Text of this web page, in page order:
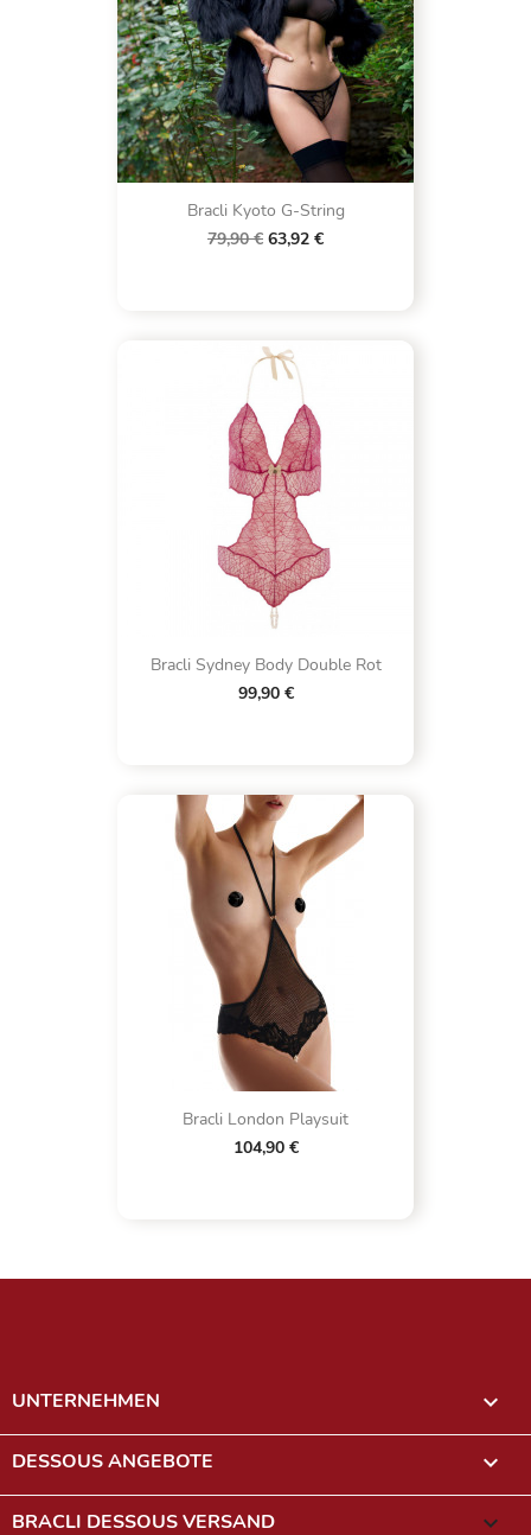
Bracli Kyoto G-String
79,90 € 63,92 €
Bracli Sydney Body Double Rot
99,90 €
Bracli London Playsuit
104,90 €
UNTERNEHMEN 
DESSOUS ANGEBOTE 
BRACLI DESSOUS VERSAND keyboard_arrow_down